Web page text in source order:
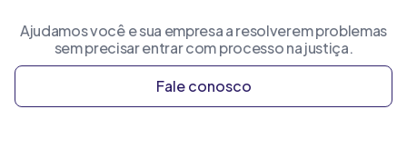
Ajudamos você e sua empresa a resolverem problemas
sem precisar entrar com processo na justiça.
Fale conosco